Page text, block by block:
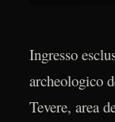
Ingresso
archeologico
Tevere, area